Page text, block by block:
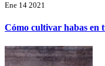
Ene 14 2021
Cómo cultivar habas en